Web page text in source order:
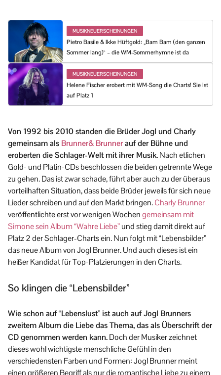
MUSIKNEUERSCHEINUNGEN
Pietro Basile & Ikke Hüftgold: „Bam Bam (den ganzen
Sommer lang)“ – die WM-Sommerhymne ist da
MUSIKNEUERSCHEINUNGEN
Helene Fischer erobert mit WM-Song die Charts! Sie ist
auf Platz 1
Von 1992 bis 2010 standen die Brüder Jogl und Charly
gemeinsam als Brunner& Brunnerauf der Bühne und
eroberten die Schlager-Welt mit ihrer Musik.Nach etlichen
Gold- und Platin-CDs beschlossen die beiden getrennte Wege
zu gehen. Das ist zwar schade, führt aber auch zu der überaus
vorteilhaften Situation, dass beide Brüder jeweils für sich neue
Lieder schreiben und auf den Markt bringen.Charly Brunner
veröffentlichte erst vor wenigen Wochengemeinsam mit
Simone sein Album “Wahre Liebe”und stieg damit direkt auf
Platz 2 der Schlager-Charts ein. Nun folgt mit “Lebensbilder”
das neue Album von Jogl Brunner. Und auch dieses ist ein
heißer Kandidat für Top-Platzierungen in den Charts.
So klingen die “Lebensbilder”
Wie schon auf “Lebenslust” ist auch auf Jogl Brunners
zweitem Album die Liebe das Thema, das als Überschrift der
CD genommen werden kann.Doch der Musiker zeichnet
dieses wohl wichtigste menschliche Gefühl in den
verschiedensten Farben und Formen: Jogl Brunner meint
einen größeren Begriff als nur die romantische Liebe zu einem